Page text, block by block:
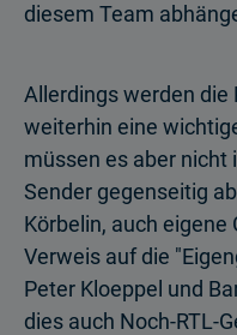
diesem Team
Allerdings werden die
weiterhin eine
müssen es aber nicht
Sender gegenseitig
Körbelin, auch
Verweis auf die
Peter Kloeppel und
dies auch Noch-RTL-